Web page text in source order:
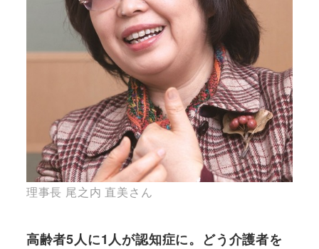
理事長 尾之内 直美さん
高齢者5人に1人が認知症に。どう介護者を